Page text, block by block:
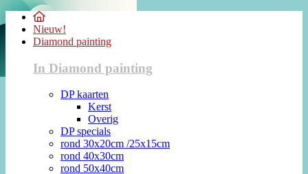
Nieuw!
Diamond painting
In Diamond painting
DP kaarten
Kerst
Overig
DP specials
rond 30x20cm /25x15cm
rond 40x30cm
rond 50x40cm